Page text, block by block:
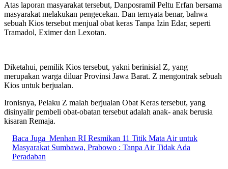
Atas laporan masyarakat tersebut, Danposramil Peltu Erfan bersama
masyarakat melakukan pengecekan. Dan ternyata benar, bahwa
sebuah Kios tersebut menjual obat keras Tanpa Izin Edar, seperti
Tramadol, Eximer dan Lexotan.
Diketahui, pemilik Kios tersebut, yakni berinisial Z, yang
merupakan warga diluar Provinsi Jawa Barat. Z mengontrak sebuah
Kios untuk berjualan.
Ironisnya, Pelaku Z malah berjualan Obat Keras tersebut, yang
disinyalir pembeli obat-obatan tersebut adalah anak- anak berusia
kisaran Remaja.
Baca Juga Menhan RI Resmikan 11 Titik Mata Air untuk
Masyarakat Sumbawa, Prabowo : Tanpa Air Tidak Ada
Peradaban